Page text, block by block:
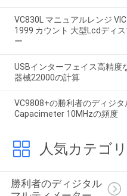
VC830L マニュアルレンジ
1999 カウント 大型Lcdディ
ー
USBインターフェイス高精度
器械22000の計算
VC9808+の勝利者のディジ
Capacimeter 10MHzの頻度
人気カテゴリ
勝利者のディジタル